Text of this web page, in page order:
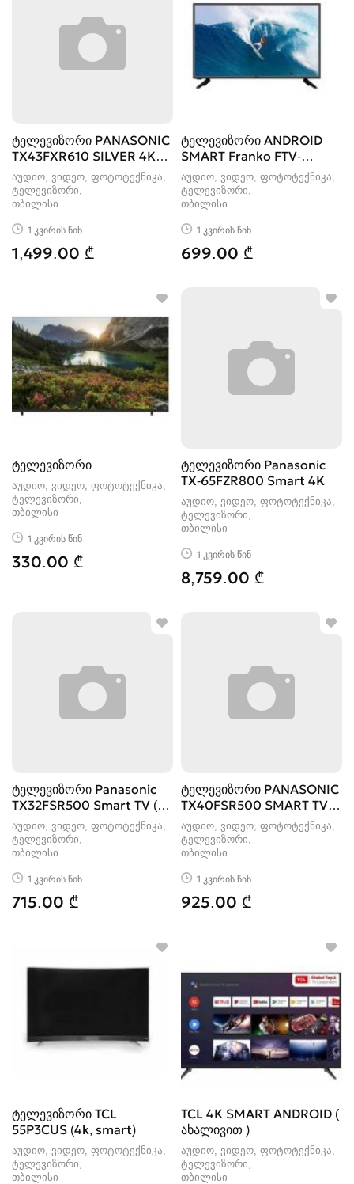
ტელევიზორი PANASONIC
TX43FXR610 SILVER 4K
SMART
აუდიო, ვიდეო, ფოტოტექნიკა,
ტელევიზორი
თბილისი
1 კვირის წინ
1,499.00 ₾
ტელევიზორი ANDROID
SMART Franko FTV-
43S710
აუდიო, ვიდეო, ფოტოტექნიკა,
ტელევიზორი
თბილისი
1 კვირის წინ
699.00 ₾
ტელევიზორი
აუდიო, ვიდეო, ფოტოტექნიკა,
ტელევიზორი
თბილისი
1 კვირის წინ
330.00 ₾
ტელევიზორი Panasonic
TX-65FZR800 Smart 4K
აუდიო, ვიდეო, ფოტოტექნიკა,
ტელევიზორი
თბილისი
1 კვირის წინ
8,759.00 ₾
ტელევიზორი Panasonic
TX32FSR500 Smart TV (81
სმ)
აუდიო, ვიდეო, ფოტოტექნიკა,
ტელევიზორი
თბილისი
1 კვირის წინ
715.00 ₾
ტელევიზორი PANASONIC
TX40FSR500 SMART TV (
102 სმ)
აუდიო, ვიდეო, ფოტოტექნიკა,
ტელევიზორი
თბილისი
1 კვირის წინ
925.00 ₾
ტელევიზორი TCL
55P3CUS (4k, smart)
აუდიო, ვიდეო, ფოტოტექნიკა,
ტელევიზორი
თბილისი
TCL 4K SMART ANDROID (
ახალივით )
აუდიო, ვიდეო, ფოტოტექნიკა,
ტელევიზორი
თბილისი